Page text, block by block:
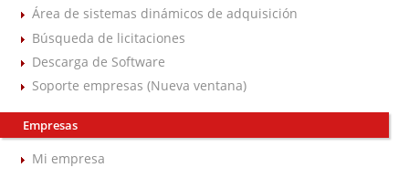
Área de sistemas dinámicos de adquisición
Búsqueda de licitaciones
Descarga de Software
Soporte empresas (Nueva ventana)
Empresas
Mi empresa